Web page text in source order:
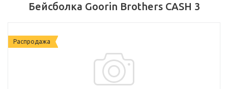
Бейсболка Goorin Brothers CASH 3
Распродажа